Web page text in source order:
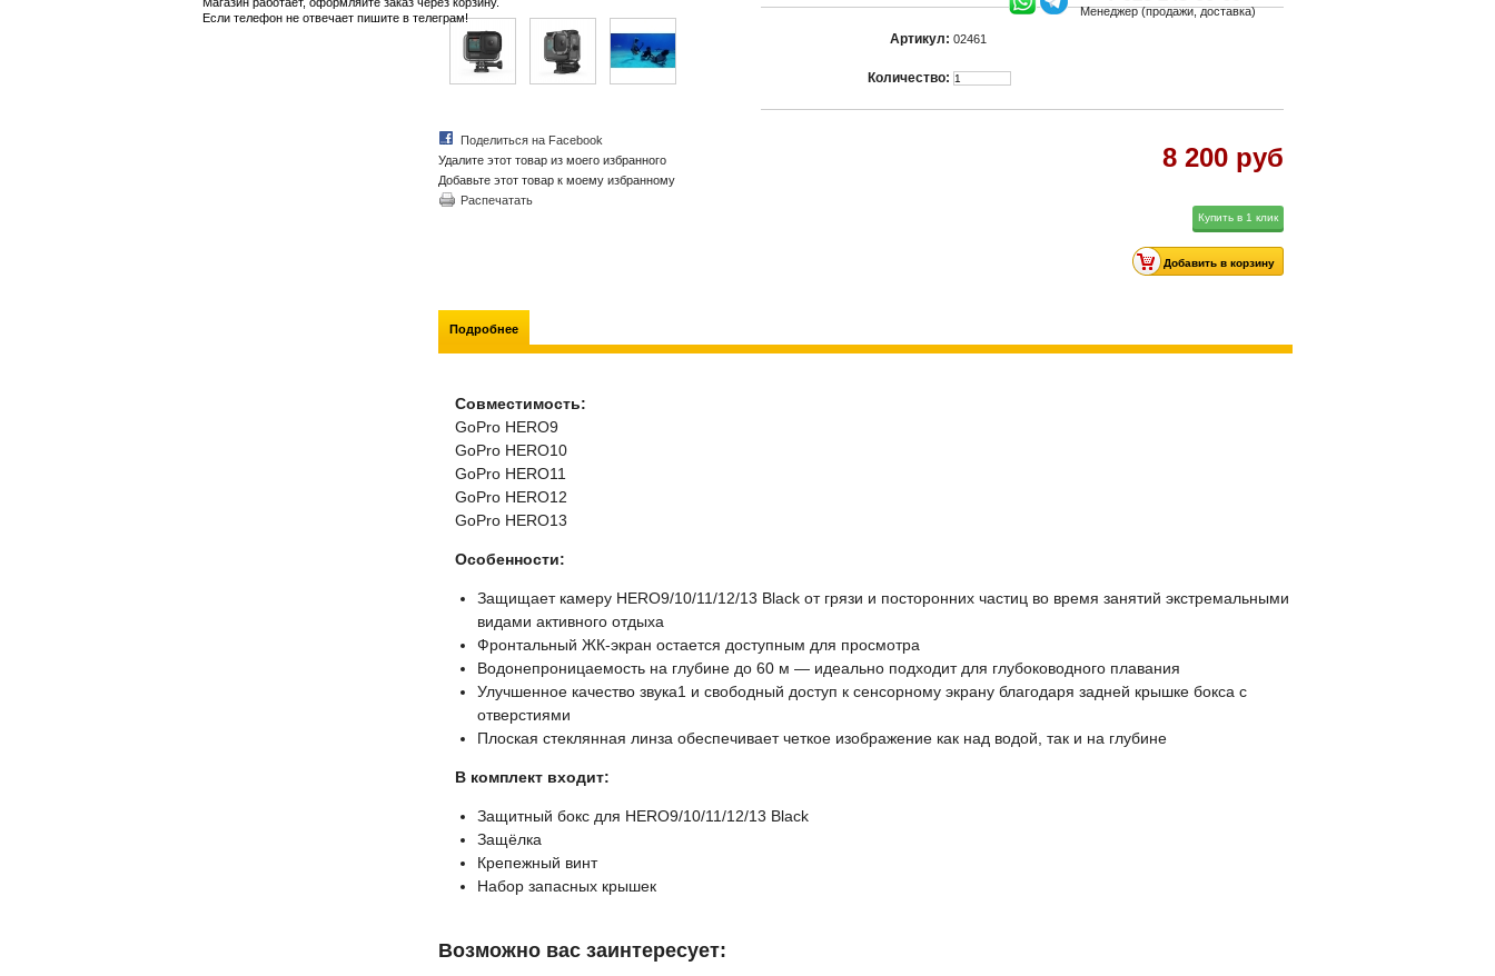
Менеджер (продажи, доставка)
Если телефон не отвечает пишите в телеграм!
Поделиться на Facebook
Удалите этот товар из моего избранного
Добавьте этот товар к моему избранному
Распечатать
Артикул: 02461
Количество:
8 200 руб
Купить в 1 клик
Подробнее
Совместимость:
GoPro HERO9
GoPro HERO10
GoPro HERO11
GoPro HERO12
GoPro HERO13
Особенности:
Защищает камеру HERO9/10/11/12/13 Black от грязи и посторонних частиц во время занятий экстремальными
видами активного отдыха
Фронтальный ЖК-экран остается доступным для просмотра
Водонепроницаемость на глубине до 60 м — идеально подходит для глубоководного плавания
Улучшенное качество звука1 и свободный доступ к сенсорному экрану благодаря задней крышке бокса с
отверстиями
Плоская стеклянная линза обеспечивает четкое изображение как над водой, так и на глубине
В комплект входит:
Защитный бокс для HERO9/10/11/12/13 Black
Защёлка
Крепежный винт
Набор запасных крышек
Возможно вас заинтересует: